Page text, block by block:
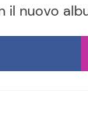
il nuovo